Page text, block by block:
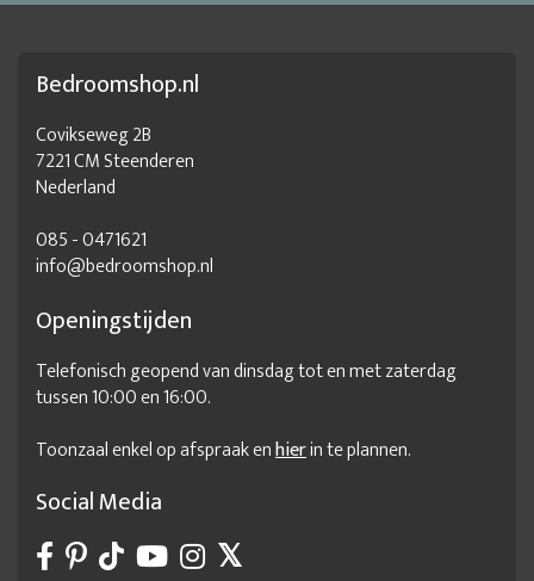
Bedroomshop.nl
Covikseweg 2B
7221 CM Steenderen
Nederland
085 - 0471621
info@bedroomshop.nl
Openingstijden
Telefonisch geopend van dinsdag tot en met zaterdag
tussen 10:00 en 16:00.
Toonzaal enkel op afspraak enhierin te plannen.
Social Media